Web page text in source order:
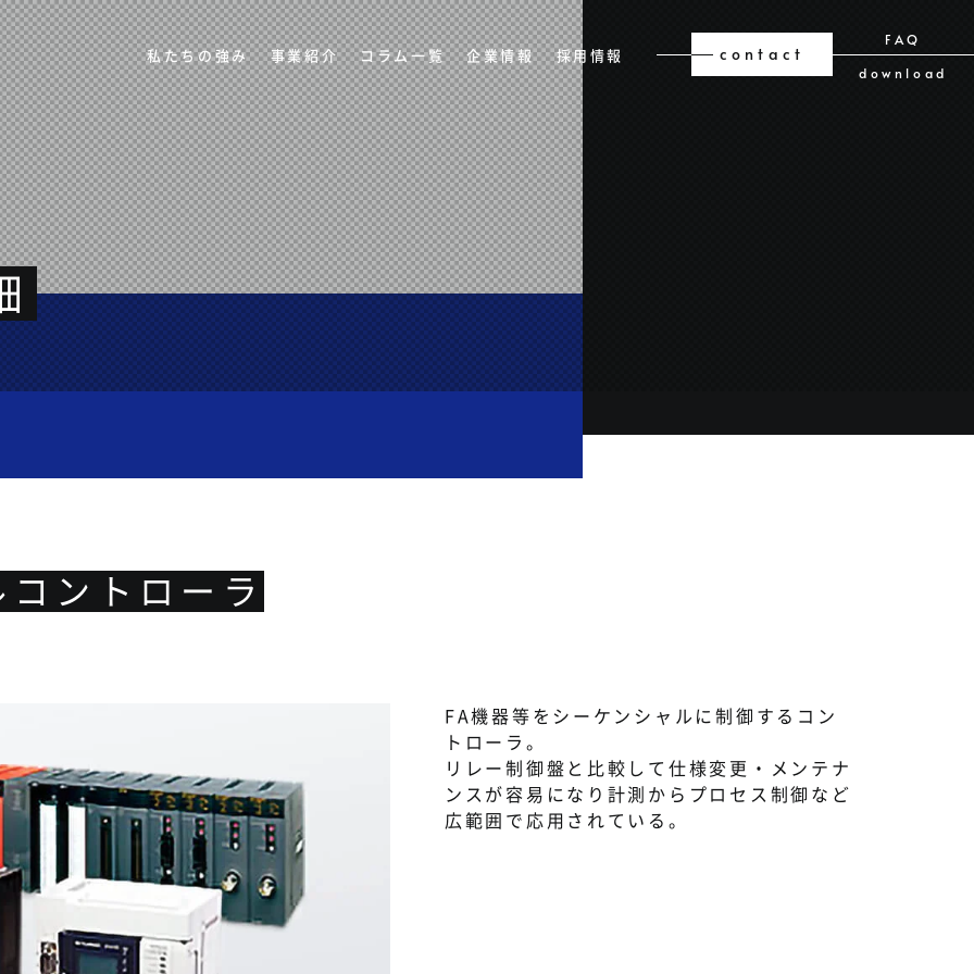
私たちの強み 事業紹介 コラム一覧 企業情報 採用情報 contact
FAQ
download
ントローラ
FA機器等をシーケンシャルに制御するコン
トローラ。
リレー制御盤と比較して仕様変更・メンテナ
ンスが容易になり計測からプロセス制御など
広範囲で応用されている。